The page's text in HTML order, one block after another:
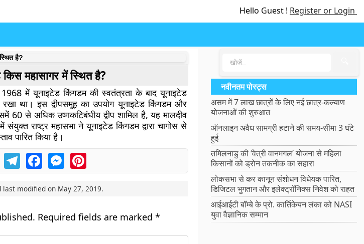
Hello Guest ! Register or Login
है?
किस महासागर में स्थित है?
1968 में यूनाइटेड किंगडम की स्वतंत्रता के बाद यूनाइटेड
था। इस द्वीपसमूह का उपयोग यूनाइटेड किंगडम और
60 से अधिक उष्णकटिबंधीय द्वीप शामिल है, यह मालदीव
राष्ट्र महासभा ने यूनाइटेड किंगडम द्वारा चागोस से
पारित किया है।
TelegramFacebookMessengerPinterest
last modified on May 27, 2019.
Required fields are marked *
नवीनतम पोस्ट्स
असम में 7 लाख छात्रों के लिए नई छात्र-कल्याण
योजनाओं की शुरुआत
ऑनलाइन अवैध सामग्री हटाने की समय-सीमा 3 घंटे
हुई
तमिलनाडु की ‘वेत्री वानमगल’ योजना से महिला
किसानों को ड्रोन तकनीक का सहारा
लोकसभा से कर कानून संशोधन विधेयक पारित,
डिजिटल भुगतान और इलेक्ट्रॉनिक्स निवेश को राहत
आईआईटी बॉम्बे के प्रो. कार्तिकेयन लंका को NASI
युवा वैज्ञानिक सम्मान